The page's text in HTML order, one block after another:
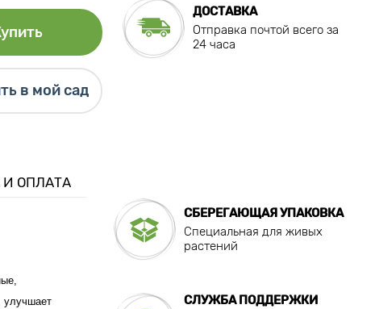
в мой сад
ДОСТАВКА
Отправка почтой всего за
24 часа
И ОПЛАТА
улучшает
СБЕРЕГАЮЩАЯ УПАКОВКА
Специальная для живых
растений
СЛУЖБА ПОДДЕРЖКИ